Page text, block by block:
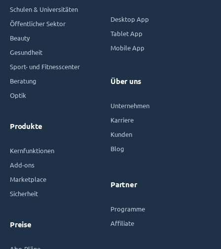
Schulen & Universitäten
Öffentlicher Sektor
Beauty
Gesundheit
Sport- und Fitnesscenter
Beratung
Optik
Produkte
Kernfunktionen
Add-ons
Marketplace
Sicherheit
Preise
Desktop App
Tablet App
Mobile App
Über uns
Unternehmen
Karriere
Kunden
Blog
Partner
Programme
Affiliate